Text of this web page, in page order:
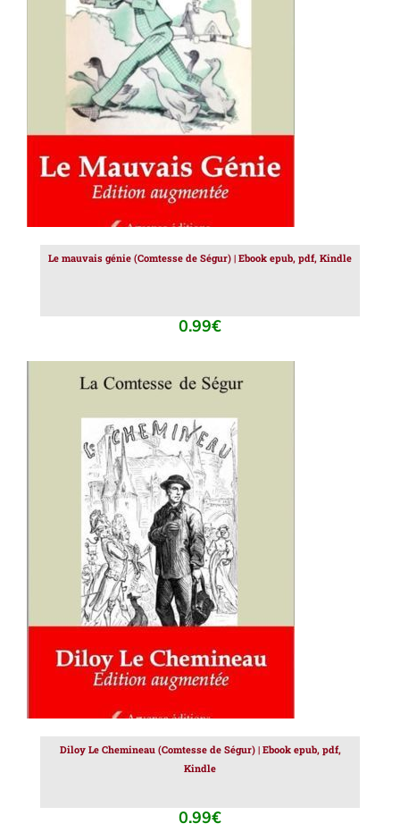
AJOUTER AU PANIER / DÉTAILS
Le mauvais génie (Comtesse de Ségur) | Ebook epub, pdf, Kindle
0.99€
AJOUTER AU PANIER / DÉTAILS
Diloy Le Chemineau (Comtesse de Ségur) | Ebook epub, pdf,
Kindle
0.99€